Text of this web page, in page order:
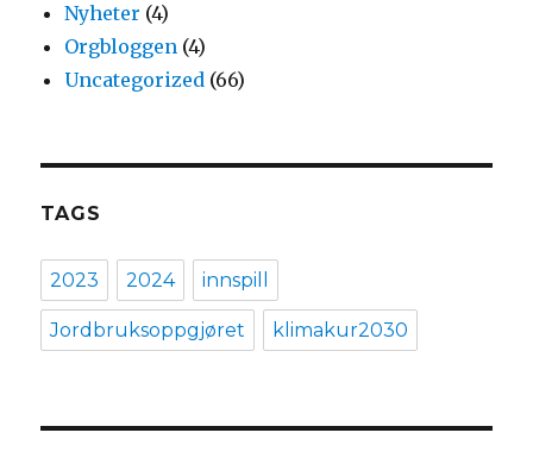
Nyheter (4)
Orgbloggen (4)
Uncategorized (66)
TAGS
2023 2024 innspill
Jordbruksoppgjøret klimakur2030